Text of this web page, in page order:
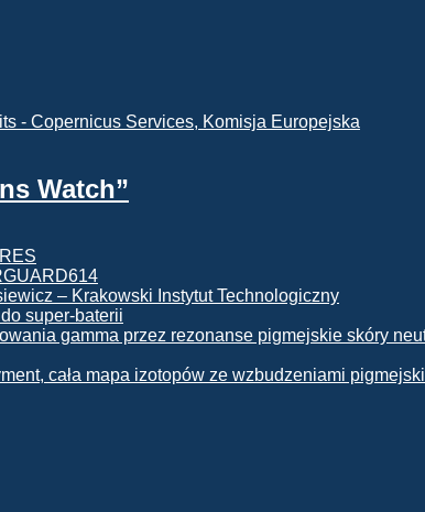
Watch”
super-baterii
cała mapa izotopów ze wzbudzeniami